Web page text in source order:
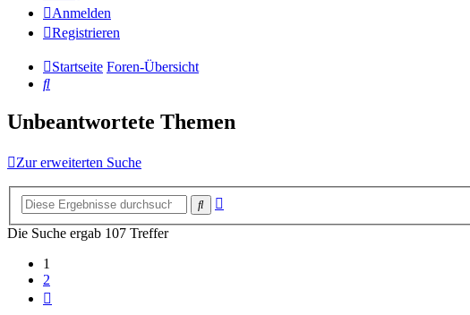
Anmelden
Registrieren
Startseite Foren-Übersicht
Suche
Unbeantwortete Themen
Zur erweiterten Suche
Suche
Die Suche ergab 107 Treffer
1
2